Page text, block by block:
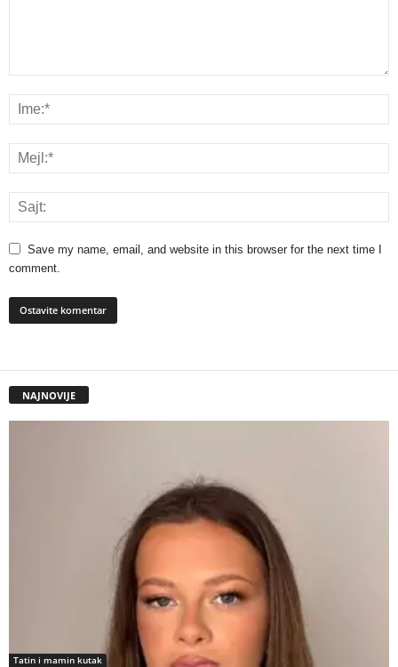
Save my name, email, and website in this browser for the next time I
comment.
NAJNOVIJE
Tatin i mamin kutak